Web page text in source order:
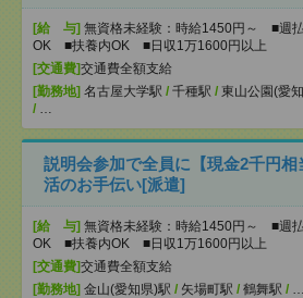
[給 与] 無資格未経験：時給1450円～ ■週
OK ■扶養内OK ■日収1万1600円以上
[交通費]交通費全額支給
[勤務地] 名古屋大学駅 / 千種駅 / 東山公園(愛
/ …
説明会参加で全員に【現金2千円相
活のお手伝い[派遣]
[給 与] 無資格未経験：時給1450円～ ■週
OK ■扶養内OK ■日収1万1600円以上
[交通費]交通費全額支給
[勤務地] 金山(愛知県)駅 / 矢場町駅 / 鶴舞駅 / …